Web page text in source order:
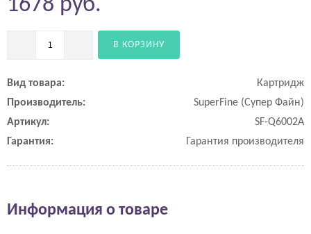
Вид товара:
Картридж
Производитель:
SuperFine (Супер Файн)
Артикул:
SF-Q6002A
Гарантия:
Гарантия производителя
1678 руб.
В КОРЗИНУ
Информация о товаре